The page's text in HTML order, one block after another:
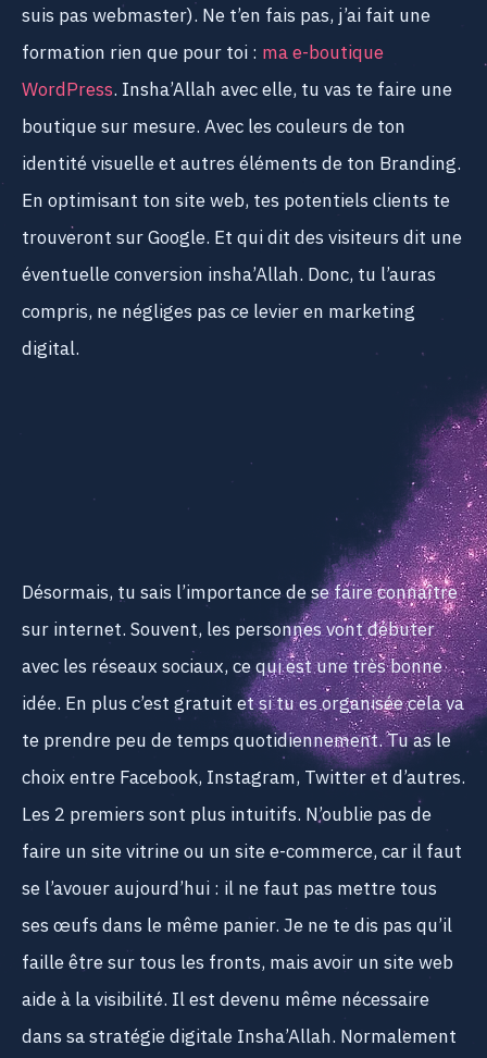
suis pas webmaster). Ne t’en fais pas, j’ai fait une
formation rien que pour toi : ma e-boutique
WordPress. Insha’Allah avec elle, tu vas te faire une
boutique sur mesure. Avec les couleurs de ton
identité visuelle et autres éléments de ton Branding.
En optimisant ton site web, tes potentiels clients te
trouveront sur Google. Et qui dit des visiteurs dit une
éventuelle conversion insha’Allah. Donc, tu l’auras
compris, ne négliges pas ce levier en marketing
digital.
Désormais, tu sais l’importance de se faire connaître
sur internet. Souvent, les personnes vont débuter
avec les réseaux sociaux, ce qui est une très bonne
idée. En plus c’est gratuit et si tu es organisée cela va
te prendre peu de temps quotidiennement. Tu as le
choix entre Facebook, Instagram, Twitter et d’autres.
Les 2 premiers sont plus intuitifs. N’oublie pas de
faire un site vitrine ou un site e-commerce, car il faut
se l’avouer aujourd’hui : il ne faut pas mettre tous
ses œufs dans le même panier. Je ne te dis pas qu’il
faille être sur tous les fronts, mais avoir un site web
aide à la visibilité. Il est devenu même nécessaire
dans sa stratégie digitale Insha’Allah. Normalement